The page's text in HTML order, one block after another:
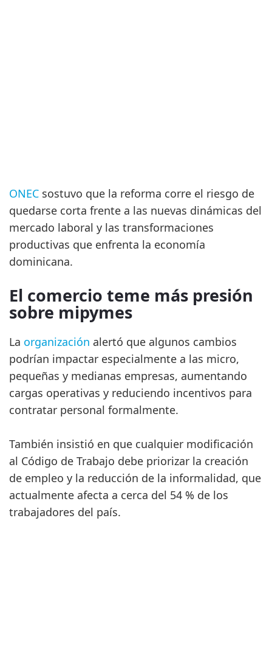
ONEC sostuvo que la reforma corre el riesgo de
quedarse corta frente a las nuevas dinámicas del
mercado laboral y las transformaciones
productivas que enfrenta la economía
dominicana.
El comercio teme más presión
sobre mipymes
La organización alertó que algunos cambios
podrían impactar especialmente a las micro,
pequeñas y medianas empresas, aumentando
cargas operativas y reduciendo incentivos para
contratar personal formalmente.
También insistió en que cualquier modificación
al Código de Trabajo debe priorizar la creación
de empleo y la reducción de la informalidad, que
actualmente afecta a cerca del 54 % de los
trabajadores del país.